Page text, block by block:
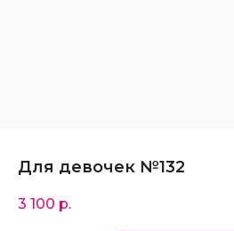
Для девочек №132
3 100 р.